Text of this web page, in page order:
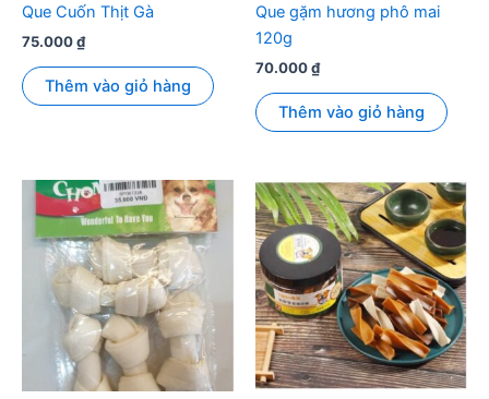
Que Cuốn Thịt Gà
75.000₫
Thêm vào giỏ hàng
Que gặm hương phô mai
120g
70.000₫
Thêm vào giỏ hàng